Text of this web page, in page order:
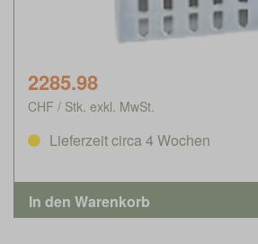
2285.98
CHF / Stk. exkl. MwSt.
Lieferzeit circa 4 Wochen